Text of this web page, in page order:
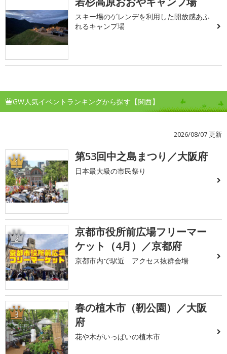
スキー場のゲレンデを利用した開放感あふ
れるキャンプ場
GW人気イベントランキングから探す【関西】
2026/08/07 更新
1 第53回中之島まつり／大阪府
日本最大級の市民祭り
2
京都市役所前広場フリーマー
ケット（4月）／京都府
京都市内で駅近 アクセス抜群会場
3
春の植木市（靭公園）／大阪
府
花や木がいっぱいの植木市